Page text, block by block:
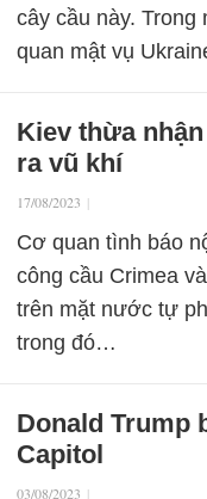
cây cầu này.
quan mật vụ
Kiev thừa
ra vũ khí
17/08/2023 |
Cơ quan tình báo
công cầu Crimea
trên mặt nước tự
trong đó…
Donald Trump
Capitol
03/08/2023 |